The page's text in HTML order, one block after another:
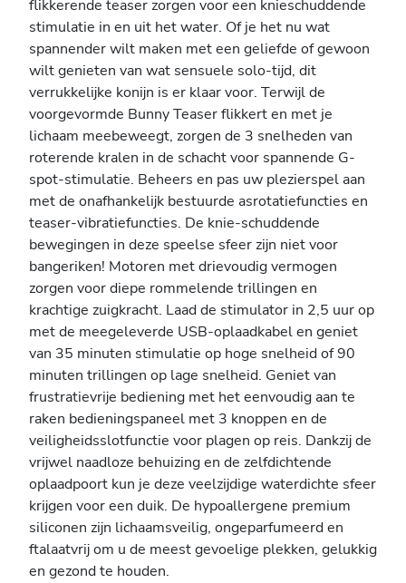
flikkerende teaser zorgen voor een knieschuddende
stimulatie in en uit het water. Of je het nu wat
spannender wilt maken met een geliefde of gewoon
wilt genieten van wat sensuele solo-tijd, dit
verrukkelijke konijn is er klaar voor. Terwijl de
voorgevormde Bunny Teaser flikkert en met je
lichaam meebeweegt, zorgen de 3 snelheden van
roterende kralen in de schacht voor spannende G-
spot-stimulatie. Beheers en pas uw plezierspel aan
met de onafhankelijk bestuurde asrotatiefuncties en
teaser-vibratiefuncties. De knie-schuddende
bewegingen in deze speelse sfeer zijn niet voor
bangeriken! Motoren met drievoudig vermogen
zorgen voor diepe rommelende trillingen en
krachtige zuigkracht. Laad de stimulator in 2,5 uur op
met de meegeleverde USB-oplaadkabel en geniet
van 35 minuten stimulatie op hoge snelheid of 90
minuten trillingen op lage snelheid. Geniet van
frustratievrije bediening met het eenvoudig aan te
raken bedieningspaneel met 3 knoppen en de
veiligheidsslotfunctie voor plagen op reis. Dankzij de
vrijwel naadloze behuizing en de zelfdichtende
oplaadpoort kun je deze veelzijdige waterdichte sfeer
krijgen voor een duik. De hypoallergene premium
siliconen zijn lichaamsveilig, ongeparfumeerd en
ftalaatvrij om u de meest gevoelige plekken, gelukkig
en gezond te houden.